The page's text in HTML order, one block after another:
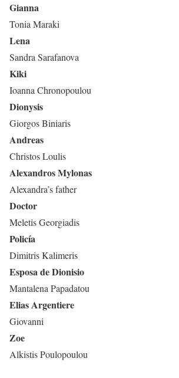
Gianna
Tonia Maraki
Lena
Sandra Sarafanova
Kiki
Ioanna Chronopoulou
Dionysis
Giorgos Biniaris
Andreas
Christos Loulis
Alexandros Mylonas
Alexandra’s father
Doctor
Meletis Georgiadis
Policía
Dimitris Kalimeris
Esposa de Dionisio
Mantalena Papadatou
Elias Argentiere
Giovanni
Zoe
Alkistis Poulopoulou